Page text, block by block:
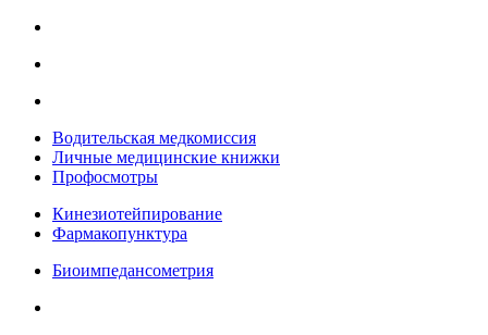
Водительская медкомиссия
Личные медицинские книжки
Профосмотры
Кинезиотейпирование
Фармакопунктура
Биоимпедансометрия